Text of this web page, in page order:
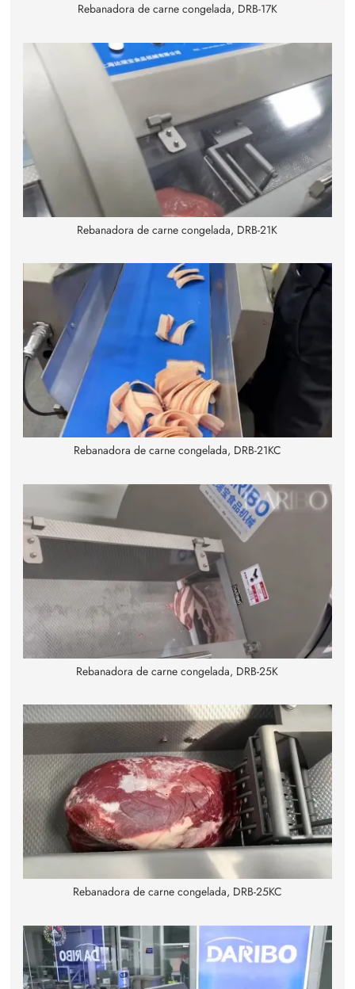
Rebanadora de carne congelada, DRB-17K
Rebanadora de carne congelada, DRB-21K
Rebanadora de carne congelada, DRB-21KC
Rebanadora de carne congelada, DRB-25K
Rebanadora de carne congelada, DRB-25KC